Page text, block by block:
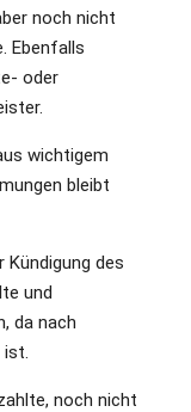
noch nicht
Ebenfalls
oder
wichtigem
bleibt
Kündigung des
und
da nach
ist.
noch nicht